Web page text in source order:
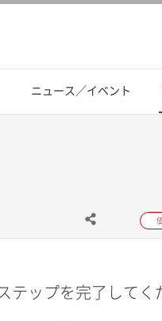
ニュース／イベント
テップを完了してく